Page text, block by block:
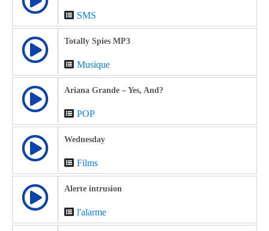
SMS
Totally Spies MP3
Musique
Ariana Grande – Yes, And?
POP
Wednesday
Films
Alerte intrusion
l'alarme